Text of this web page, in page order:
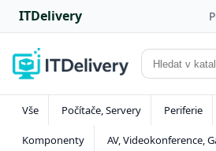
ITDelivery
Vše Počítače, Servery Periferie
Komponenty AV, Videokonference,